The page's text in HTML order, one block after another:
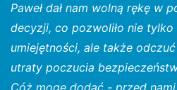
Paweł dał nam wolną rękę w
decyzji, co pozwoliło nie
umiejętności, ale także
utraty poczucia